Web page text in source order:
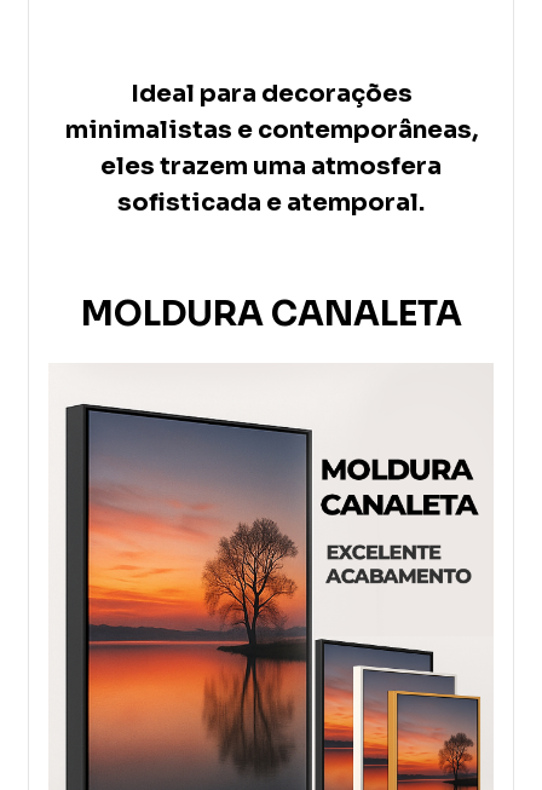
Ideal para decorações
minimalistas e contemporâneas,
eles trazem uma atmosfera
sofisticada e atemporal.
MOLDURA CANALETA